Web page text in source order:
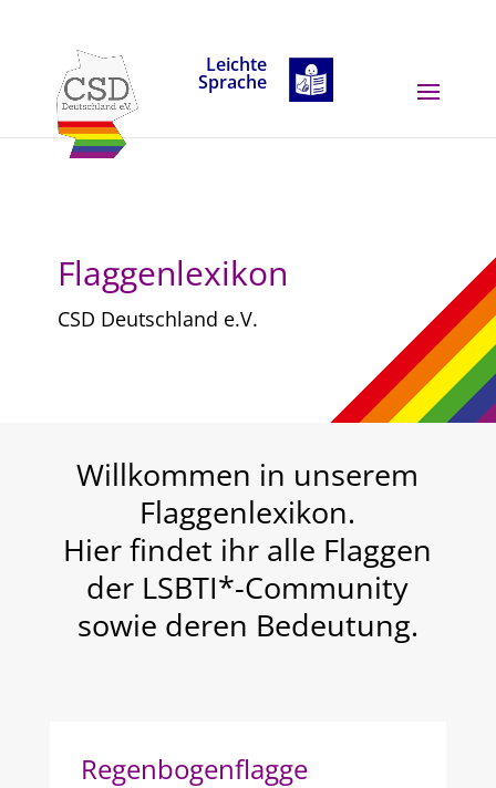
Leichte
Sprache
Flaggenlexikon
CSD Deutschland e.V.
Willkommen in unserem
Flaggenlexikon.
Hier findet ihr alle Flaggen
der LSBTI*-Community
sowie deren Bedeutung.
Regenbogenflagge